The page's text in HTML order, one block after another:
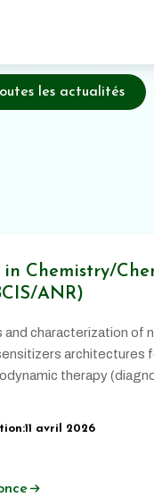
les actualités
in Chemistry/
ANR)
and characterization of
architectures
therapy
11 avril 2026